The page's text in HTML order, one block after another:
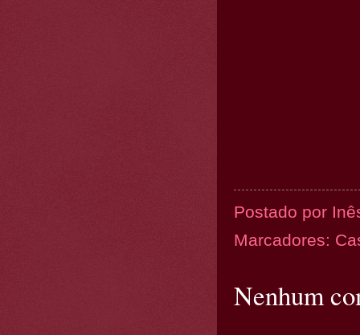
Postado por
Marcadores:
Nenhum